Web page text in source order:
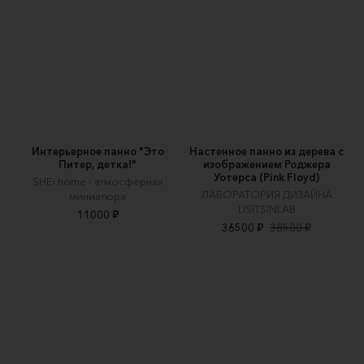
Интерьерное панно "Это
Питер, детка!"
SHEi home - атмосферная
миниатюра
11000 ₽
Настенное панно из дерева с
изображением Роджера
Уотерса (Pink Floyd)
ЛАБОРАТОРИЯ ДИЗАЙНА
LISITSINLAB
36500 ₽ 38500 ₽